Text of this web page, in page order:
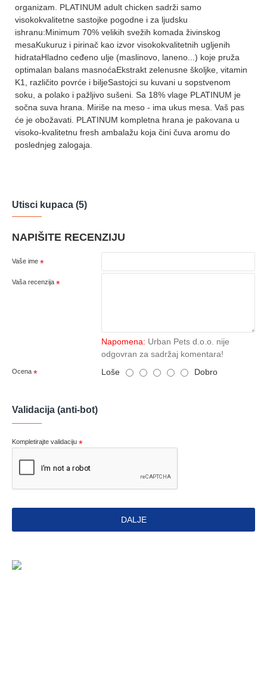
organizam. PLATINUM adult chicken sadrži samo
visokokvalitetne sastojke pogodne i za ljudsku
ishranu:Minimum 70% velikih svežih komada živinskog
mesaKukuruz i pirinač kao izvor visokokvalitetnih ugljenih
hidrataHladno ceđeno ulje (maslinovo, laneno...) koje pruža
optimalan balans masnoćaEkstrakt zelenusne školjke, vitamin
K1, različito povrće i biljeSastojci su kuvani u sopstvenom
soku, a polako i pažljivo sušeni. Sa 18% vlage PLATINUM je
sočna suva hrana. Miriše na meso - ima ukus mesa. Vaš pas
će je obožavati. PLATINUM kompletna hrana je pakovana u
visoko-kvalitetnu fresh ambalažu koja čini čuva aromu do
poslednjeg zalogaja.
Utisci kupaca (5)
NAPIŠITE RECENZIJU
Vaše ime
Vaša recenzija
Napomena: Urban Pets d.o.o. nije
odgovran za sadržaj komentara!
Ocena Loše Dobro
Validacija (anti-bot)
Kompletirajte validaciju
DALJE